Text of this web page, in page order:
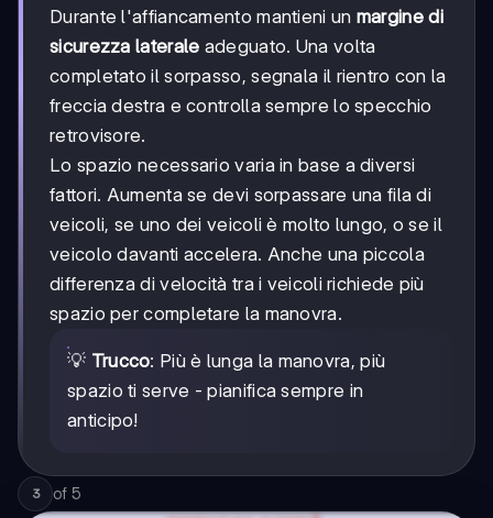
Durante l'affiancamento mantieni un margine di
sicurezza laterale adeguato. Una volta
completato il sorpasso, segnala il rientro con la
freccia destra e controlla sempre lo specchio
retrovisore.
Lo spazio necessario varia in base a diversi
fattori. Aumenta se devi sorpassare una fila di
veicoli, se uno dei veicoli è molto lungo, o se il
veicolo davanti accelera. Anche una piccola
differenza di velocità tra i veicoli richiede più
spazio per completare la manovra.
💡 Trucco: Più è lunga la manovra, più
spazio ti serve - pianifica sempre in
anticipo!
3 of 5